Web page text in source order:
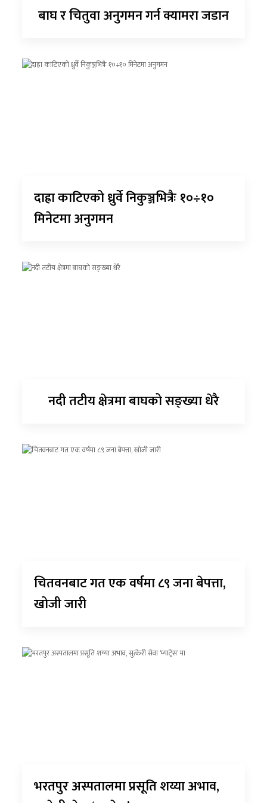
बाघ र चितुवा अनुगमन गर्न क्यामरा जडान
दाह्रा काटिएको ध्रुर्वे निकुञ्जभित्रैः १०÷१०
मिनेटमा अनुगमन
नदी तटीय क्षेत्रमा बाघको सङ्ख्या धेरै
चितवनबाट गत एक वर्षमा ८९ जना बेपत्ता,
खोजी जारी
भरतपुर अस्पतालमा प्रसूति शय्या अभाव,